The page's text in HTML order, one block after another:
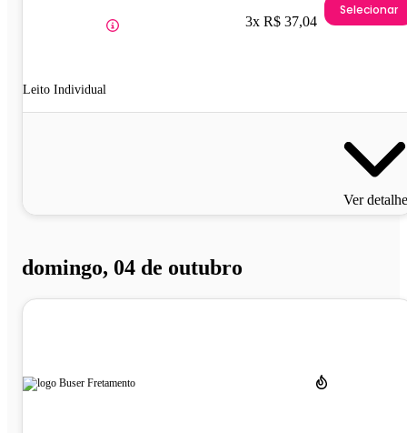
Leito Individual
3x R$ 37,04
Selecionar
Ver
domingo, 04 de outubro